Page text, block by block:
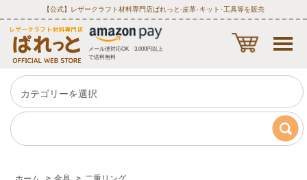
【公式】レザークラフト材料専門店ぱれっと‐皮革･キット･工具等を販売
メール便対応OK 3,000円以上
で送料無料